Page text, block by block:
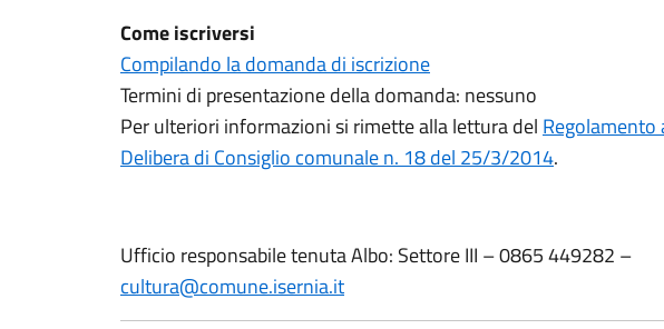
Come iscriversi
Compilando la domanda di iscrizione
Termini di presentazione della domanda: nessuno
Per ulteriori informazioni si rimette alla lettura del Regolamento
Delibera di Consiglio comunale n. 18 del 25/3/2014.
Ufficio responsabile tenuta Albo: Settore III – 0865 449282 –
cultura@comune.isernia.it